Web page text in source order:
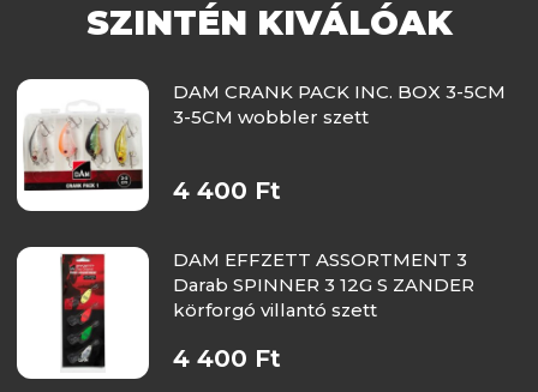
SZINTÉN KIVÁLÓAK
DAM CRANK PACK INC. BOX 3-5CM
3-5CM wobbler szett
4 400 Ft
DAM EFFZETT ASSORTMENT 3
Darab SPINNER 3 12G S ZANDER
körforgó villantó szett
4 400 Ft